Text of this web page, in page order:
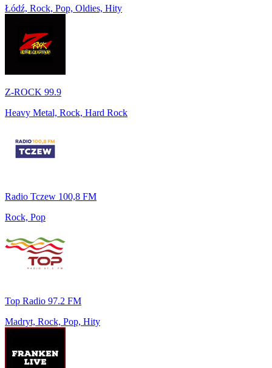
Łódź, Rock, Pop, Oldies, Hity
Z-ROCK 99.9
Heavy Metal, Rock, Hard Rock
Radio Tczew 100,8 FM
Rock, Pop
Top Radio 97.2 FM
Madryt, Rock, Pop, Hity